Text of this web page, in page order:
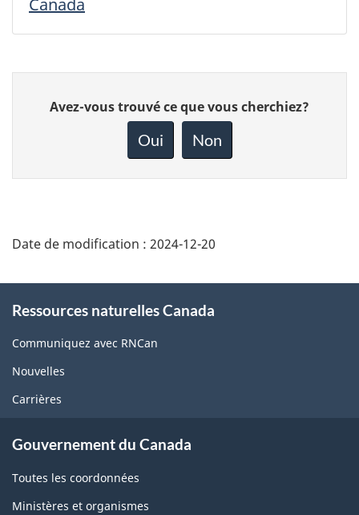
Canada
Donnez
votre
page
Avez-vous trouvé ce que vous cherchiez?
Oui Non
Date de modification : 2024-12-20
this
site
Ressources naturelles Canada
Communiquez avec RNCan
Nouvelles
Carrières
Gouvernement du Canada
Toutes les coordonnées
Ministères et organismes